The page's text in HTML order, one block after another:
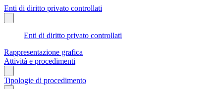
Enti di diritto privato controllati
Enti di diritto privato controllati
Rappresentazione grafica
Attività e procedimenti
Tipologie di procedimento